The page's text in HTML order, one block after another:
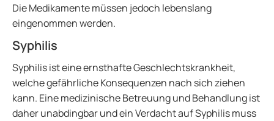
Die Medikamente müssen jedoch lebenslang
eingenommen werden.
Syphilis
Syphilis ist eine ernsthafte Geschlechtskrankheit,
welche gefährliche Konsequenzen nach sich ziehen
kann. Eine medizinische Betreuung und Behandlung ist
daher unabdingbar und ein Verdacht auf Syphilis muss